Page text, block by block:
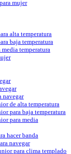
mujer
alta temperatura
baja temperatura
temperatura
navegar
de alta temperatura
para baja temperatura
para media
hacer banda
navegar
para clima templado